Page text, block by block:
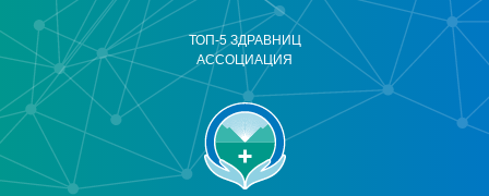
ТОП-5 ЗДРАВНИЦ
АССОЦИАЦИЯ